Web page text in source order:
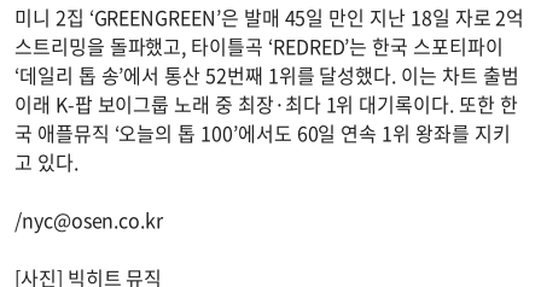
미니 2집 ‘GREENGREEN’은 발매 45일 만인 지난 18일 자로 2억
스트리밍을 돌파했고, 타이틀곡 ‘REDRED’는 한국 스포티파이
‘데일리 톱 송’에서 통산 52번째 1위를 달성했다. 이는 차트 출범
이래 K-팝 보이그룹 노래 중 최장·최다 1위 대기록이다. 또한 한
국 애플뮤직 ‘오늘의 톱 100’에서도 60일 연속 1위 왕좌를 지키
고 있다.
/nyc@osen.co.kr
[사진] 빅히트 뮤직